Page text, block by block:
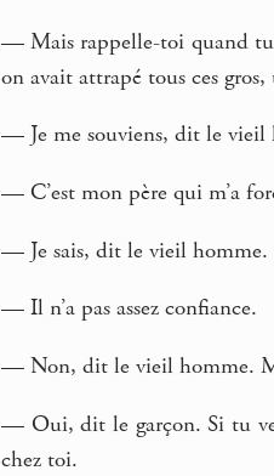
— Mais rappelle-toi quand tu
on avait attrapé tous ces
— Je me souviens, dit le vieil
— C’est mon père qui m’a
— Je sais, dit le vieil homme.
— Il n’a pas assez confiance.
— Non, dit le vieil homme.
— Oui, dit le garçon. Si tu
chez toi.